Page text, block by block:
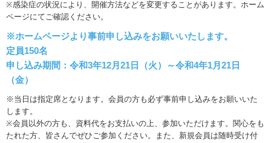
※感染症の状況により、開催方法などを変更することがあります。ホーム
ページにてご確認ください。
※ホームページより事前申し込みをお願いいたします。
定員150名
申し込み期間：令和3年12月21日（火）～令和4年1月21日
（金）
※当日は指定席となります。会員の方も必ず事前申し込みをお願いいた
します。
※会員以外の方も、資料代をお支払いの上、参加いただけます。関心をも
たれた方、皆さんでぜひご参加ください。また、新規会員は随時受け付